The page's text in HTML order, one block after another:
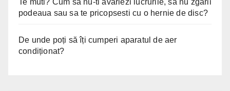
podeaua sau sa te pricopsesti cu o hernie de disc?
De unde poți să îți cumperi aparatul de aer
condiționat?